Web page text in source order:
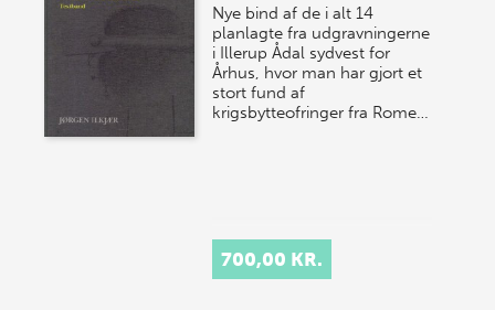
Nye bind af de i alt 14
planlagte fra udgravningerne
i Illerup Ådal sydvest for
Århus, hvor man har gjort et
stort fund af
krigsbytteofringer fra Rome…
700,00 KR.